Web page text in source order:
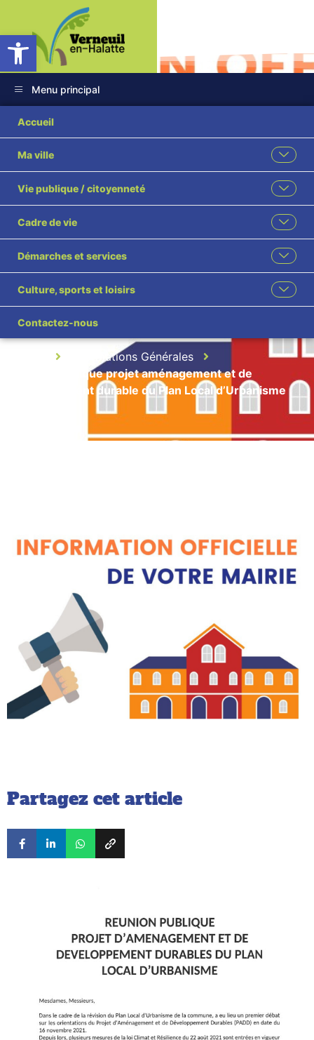
Ouvrir la barre d’outils
Menu principal
Accueil
Ma ville
Vie publique / citoyenneté
Cadre de vie
Démarches et services
Culture, sports et loisirs
Contactez-nous
Réunion publique
projet
aménagement et de
développement
durable du Plan
Local d’Urbanisme
Informations Générales
Réunion publique projet aménagement et de
développement durable du Plan Local d’Urbanisme
Partagez cet article